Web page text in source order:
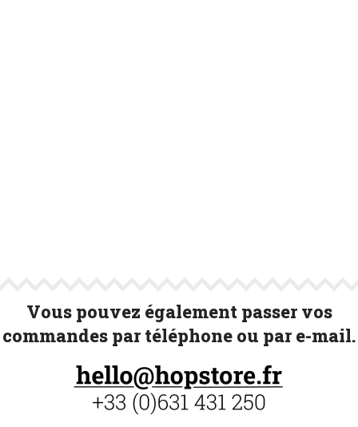
Vous pouvez également passer vos
commandes par téléphone ou par e-mail.